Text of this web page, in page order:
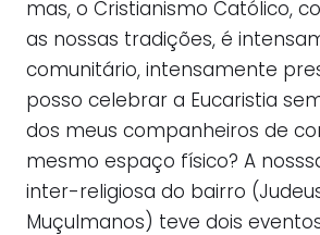
mas, o Cristianismo Católico,
as nossas tradições, é
comunitário, intensamente
posso celebrar a Eucaristia
dos meus companheiros de
mesmo espaço físico? A
inter-religiosa do bairro
Muçulmanos) teve dois